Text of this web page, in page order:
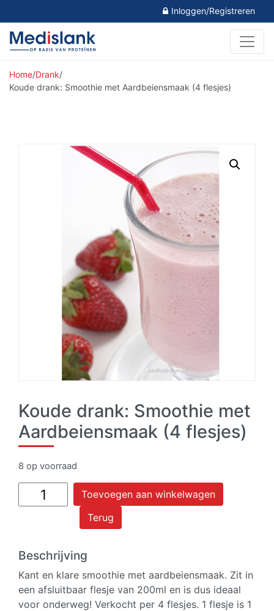
Inloggen/Registreren
Home/Drank/
Koude drank: Smoothie met Aardbeiensmaak (4 flesjes)
Koude drank: Smoothie met
Aardbeiensmaak (4 flesjes)
8 op voorraad
Koude
drank:
Aardbeiensmaak
(4
flesjes)
aantal
Toevoegen aan winkelwagen
Terug
Beschrijving
Kant en klare smoothie met aardbeiensmaak. Zit in
een afsluitbaar flesje van 200ml en is dus ideaal
voor onderweg! Verkocht per 4 flesjes. 1 flesje is 1